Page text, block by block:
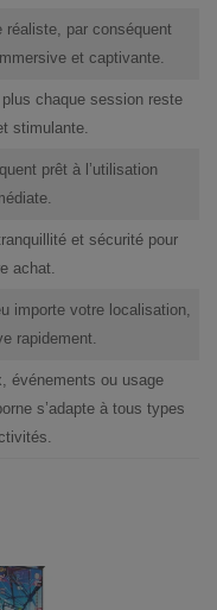
réaliste, par conséquent
et captivante.
chaque session reste
stimulante.
prêt à l’utilisation
et sécurité pour
achat.
importe votre localisation,
rapidement.
événements ou usage
s’adapte à tous types